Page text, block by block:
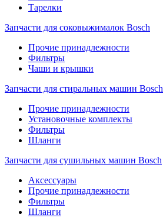
Тарелки
Запчасти для соковыжималок Bosch
Прочие принадлежности
Фильтры
Чаши и крышки
Запчасти для стиральных машин Bosch
Прочие принадлежности
Установочные комплекты
Фильтры
Шланги
Запчасти для сушильных машин Bosch
Аксессуары
Прочие принадлежности
Фильтры
Шланги